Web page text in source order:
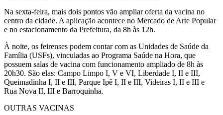
Na sexta-feira, mais dois pontos vão ampliar oferta da vacina no
centro da cidade. A aplicação acontece no Mercado de Arte Popular
e no estacionamento da Prefeitura, da 8h às 12h.
À noite, os feirenses podem contar com as Unidades de Saúde da
Família (USFs), vinculadas ao Programa Saúde na Hora, que
possuem salas de vacina com funcionamento ampliado de 8h às
20h30. São elas: Campo Limpo I, V e VI, Liberdade I, II e III,
Queimadinha I, II e III, Parque Ipê I, II e III, Videiras I, II e III e
Rua Nova II, III e Barroquinha.
OUTRAS VACINAS